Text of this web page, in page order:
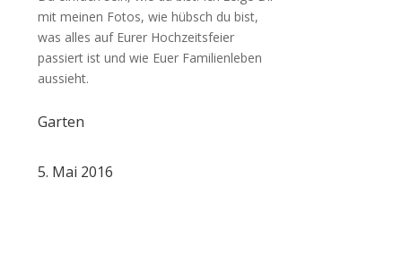
mit meinen Fotos, wie hübsch du bist,
was alles auf Eurer Hochzeitsfeier
passiert ist und wie Euer Familienleben
aussieht.
Garten
5. Mai 2016